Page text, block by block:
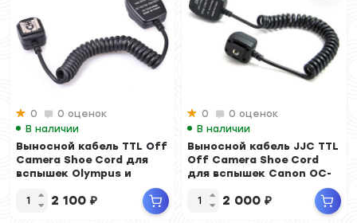
0
0 оценок
В наличии
Выносной кабель TTL Off
Camera Shoe Cord для
вспышек Olympus и
2 100 ₽
0
0 оценок
В наличии
Выносной кабель JJC TTL
Off Camera Shoe Cord
для вспышек Canon OC-
2 000 ₽